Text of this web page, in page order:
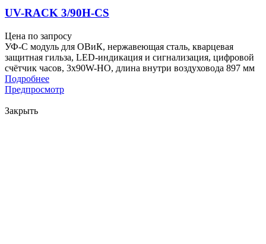
UV-RACK 3/90H-CS
Цена по запросу
УФ-С модуль для ОВиК, нержавеющая сталь, кварцевая
защитная гильза, LED-индикация и сигнализация, цифровой
счётчик часов, 3x90W-HO, длина внутри воздуховода 897 мм
Подробнее
Предпросмотр
Закрыть